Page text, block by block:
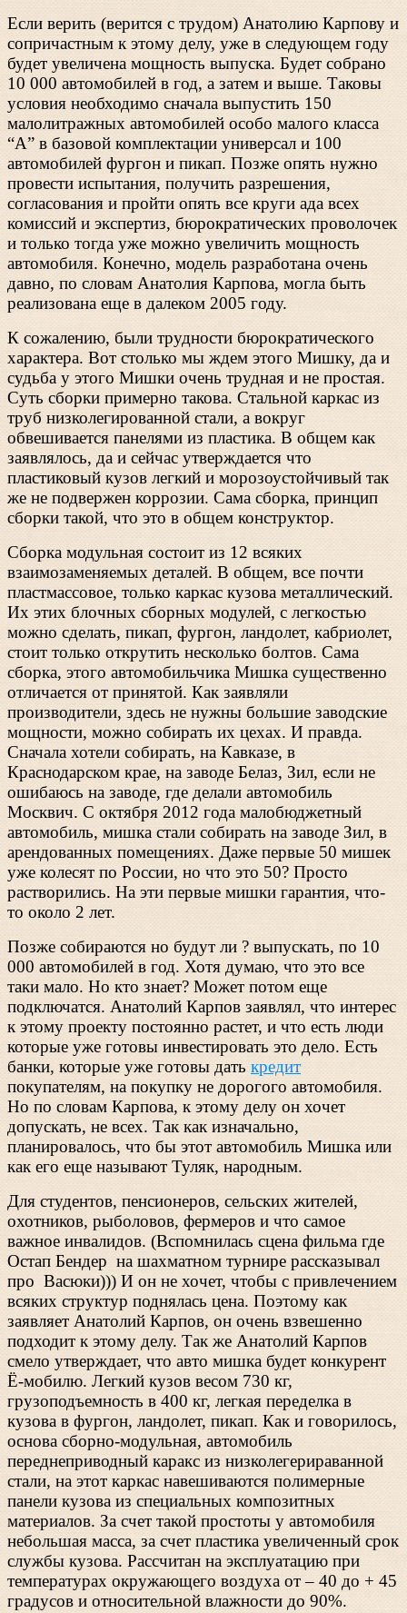
Если верить (верится с трудом) Анатолию Карпову и
сопричастным к этому делу, уже в следующем году
будет увеличена мощность выпуска. Будет собрано
10 000 автомобилей в год, а затем и выше. Таковы
условия необходимо сначала выпустить 150
малолитражных автомобилей особо малого класса
“А” в базовой комплектации универсал и 100
автомобилей фургон и пикап. Позже опять нужно
провести испытания, получить разрешения,
согласования и пройти опять все круги ада всех
комиссий и экспертиз, бюрократических проволочек
и только тогда уже можно увеличить мощность
автомобиля. Конечно, модель разработана очень
давно, по словам Анатолия Карпова, могла быть
реализована еще в далеком 2005 году.
К сожалению, были трудности бюрократического
характера. Вот столько мы ждем этого Мишку, да и
судьба у этого Мишки очень трудная и не простая.
Суть сборки примерно такова. Стальной каркас из
труб низколегированной стали, а вокруг
обвешивается панелями из пластика. В общем как
заявлялось, да и сейчас утверждается что
пластиковый кузов легкий и морозоустойчивый так
же не подвержен коррозии. Сама сборка, принцип
сборки такой, что это в общем конструктор.
Сборка модульная состоит из 12 всяких
взаимозаменяемых деталей. В общем, все почти
пластмассовое, только каркас кузова металлический.
Их этих блочных сборных модулей, с легкостью
можно сделать, пикап, фургон, ландолет, кабриолет,
стоит только открутить несколько болтов. Сама
сборка, этого автомобильчика Мишка существенно
отличается от принятой. Как заявляли
производители, здесь не нужны большие заводские
мощности, можно собирать их цехах. И правда.
Сначала хотели собирать, на Кавказе, в
Краснодарском крае, на заводе Белаз, Зил, если не
ошибаюсь на заводе, где делали автомобиль
Москвич. С октября 2012 года малобюджетный
автомобиль, мишка стали собирать на заводе Зил, в
арендованных помещениях. Даже первые 50 мишек
уже колесят по России, но что это 50? Просто
растворились. На эти первые мишки гарантия, что-
то около 2 лет.
Позже собираются но будут ли ? выпускать, по 10
000 автомобилей в год. Хотя думаю, что это все
таки мало. Но кто знает? Может потом еще
подключатся. Анатолий Карпов заявлял, что интерес
к этому проекту постоянно растет, и что есть люди
которые уже готовы инвестировать это дело. Есть
банки, которые уже готовы дать кредит
покупателям, на покупку не дорогого автомобиля.
Но по словам Карпова, к этому делу он хочет
допускать, не всех. Так как изначально,
планировалось, что бы этот автомобиль Мишка или
как его еще называют Туляк, народным.
Для студентов, пенсионеров, сельских жителей,
охотников, рыболовов, фермеров и что самое
важное инвалидов. (Вспомнилась сцена фильма где
Остап Бендер на шахматном турнире рассказывал
про Васюки))) И он не хочет, чтобы с привлечением
всяких структур поднялась цена. Поэтому как
заявляет Анатолий Карпов, он очень взвешенно
подходит к этому делу. Так же Анатолий Карпов
смело утверждает, что авто мишка будет конкурент
Ё-мобилю. Легкий кузов весом 730 кг,
грузоподъемность в 400 кг, легкая переделка в
кузова в фургон, ландолет, пикап. Как и говорилось,
основа сборно-модульная, автомобиль
переднеприводный каракс из низколегерираванной
стали, на этот каркас навешиваются полимерные
панели кузова из специальных композитных
материалов. За счет такой простоты у автомобиля
небольшая масса, за счет пластика увеличенный срок
службы кузова. Рассчитан на эксплуатацию при
температурах окружающего воздуха от – 40 до + 45
градусов и относительной влажности до 90%.